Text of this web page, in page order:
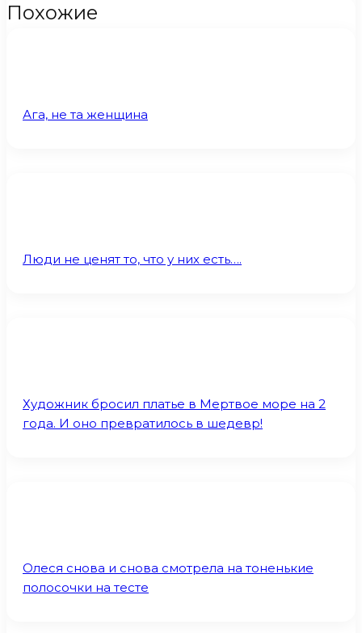
Похожие
Ага, не та женщина
Люди не ценят то, что у них есть….
Художник бросил платье в Мертвое море на 2
года. И оно превратилось в шедевр!
Олеся снова и снова смотрела на тоненькие
полосочки на тесте